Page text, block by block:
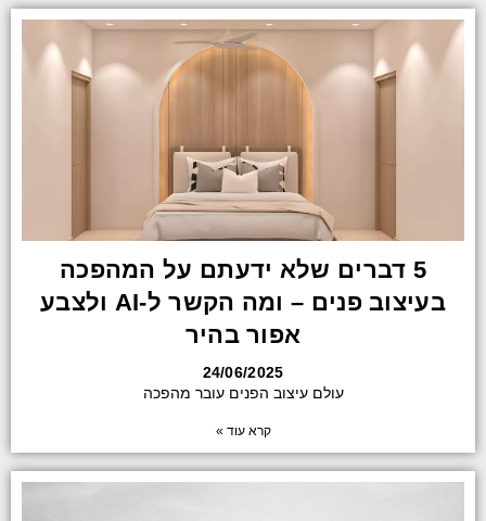
5 דברים שלא ידעתם על המהפכה
בעיצוב פנים – ומה הקשר ל-AI ולצבע
אפור בהיר
24/06/2025
עולם עיצוב הפנים עובר מהפכה
קרא עוד »